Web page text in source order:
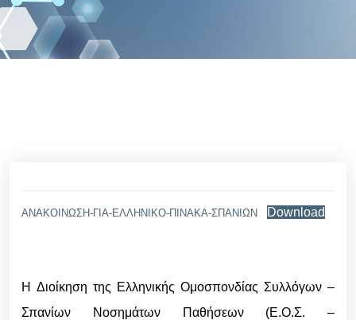
ΑΝΑΚΟΙΝΩΣΗ-ΓΙΑ-ΕΛΛΗΝΙΚΟ-ΠΙΝΑΚΑ-ΣΠΑΝΙΩΝ Download
H Διοίκηση της Ελληνικής Ομοσπονδίας Συλλόγων –
Σπανίων Νοσημάτων Παθήσεων (Ε.Ο.Σ. –